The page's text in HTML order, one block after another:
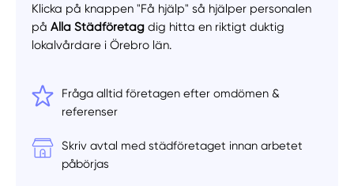
Klicka på knappen "Få hjälp" så hjälper personalen
påAlla Städföretag dig hitta en riktigt duktig
lokalvårdare i Örebro län.
Fråga alltid företagen efter omdömen &
referenser
Skriv avtal med städföretaget innan arbetet
påbörjas